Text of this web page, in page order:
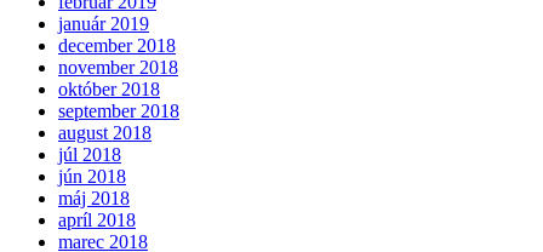
január 2019
december 2018
november 2018
október 2018
september 2018
august 2018
júl 2018
jún 2018
máj 2018
apríl 2018
marec 2018